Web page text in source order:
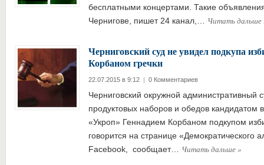
бесплатными концертами. Такие
Чернигове, пишет 24 канал,… Читать дальше
Черниговский суд не увидел подкупа
Корбаном гречки
22.07.2015 в 9:12 | 0 Комментариев
Черниговский окружной административный
продуктовых наборов и обедов кандидатом
«Укроп» Геннадием Корбаном подкупом
говорится на странице «Демократического
Facebook, сообщает… Читать дальше»